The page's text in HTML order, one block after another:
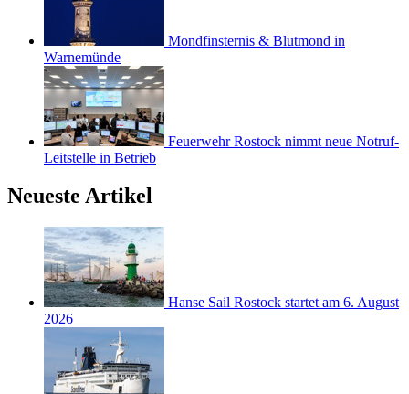
Mondfinsternis & Blutmond in
Warnemünde
Feuerwehr Rostock nimmt neue Notruf-
Leitstelle in Betrieb
Neueste Artikel
Hanse Sail Rostock startet am 6. August
2026